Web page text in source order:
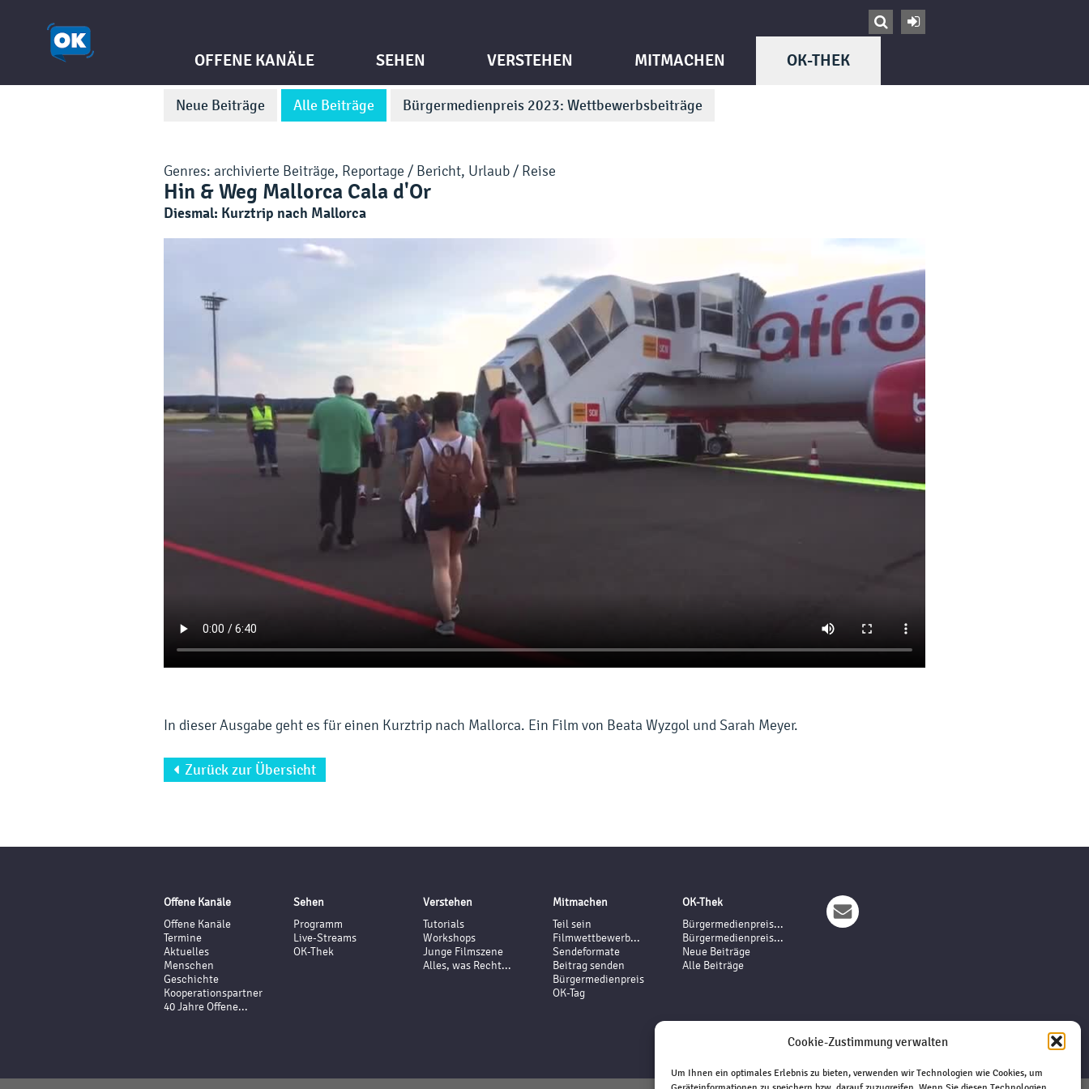
Cookie-Zustimmung verwalten
Um Ihnen ein optimales Erlebnis zu bieten, verwenden wir Technologien wie Cookies, um


OFFENE KANÄLE SEHEN VERSTEHEN MITMACHEN OK-THEK
Neue Beiträge Alle Beiträge Bürgermedienpreis 2023: Wettbewerbsbeiträge
Genres: archivierte Beiträge, Reportage / Bericht, Urlaub / Reise
Hin & Weg Mallorca Cala d'Or
Diesmal: Kurztrip nach Mallorca
In dieser Ausgabe geht es für einen Kurztrip nach Mallorca. Ein Film von Beata Wyzgol und Sarah Meyer.
Zurück zur Übersicht
Offene Kanäle
Offene Kanäle
Termine
Aktuelles
Menschen
Geschichte
Kooperationspartner
40 Jahre Offene...
Sehen
Programm
Live-Streams
OK-Thek
Verstehen
Tutorials
Workshops
Junge Filmszene
Alles, was Recht...
Mitmachen
Teil sein
Filmwettbewerb...
Sendeformate
Beitrag senden
Bürgermedienpreis
OK-Tag
OK-Thek
Bürgermedienpreis...
Bürgermedienpreis...
Neue Beiträge
Alle Beiträge